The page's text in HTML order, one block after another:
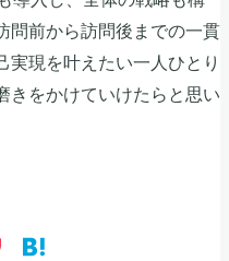
問前から訪問後までの一貫
実現を叶えたい一人ひとり
きをかけていけたらと思い